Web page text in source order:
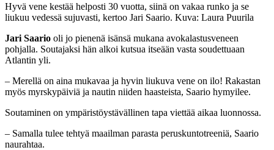
Hyvä vene kestää helposti 30 vuotta, siinä on vakaa runko ja se
liukuu vedessä sujuvasti, kertoo Jari Saario. Kuva: Laura Puurila
Jari Saario oli jo pienenä isänsä mukana avokalastusveneen
pohjalla. Soutajaksi hän alkoi kutsua itseään vasta soudettuaan
Atlantin yli.
– Merellä on aina mukavaa ja hyvin liukuva vene on ilo! Rakastan
myös myrskypäiviä ja nautin niiden haasteista, Saario hymyilee.
Soutaminen on ympäristöystävällinen tapa viettää aikaa luonnossa.
– Samalla tulee tehtyä maailman parasta peruskuntotreeniä, Saario
naurahtaa.